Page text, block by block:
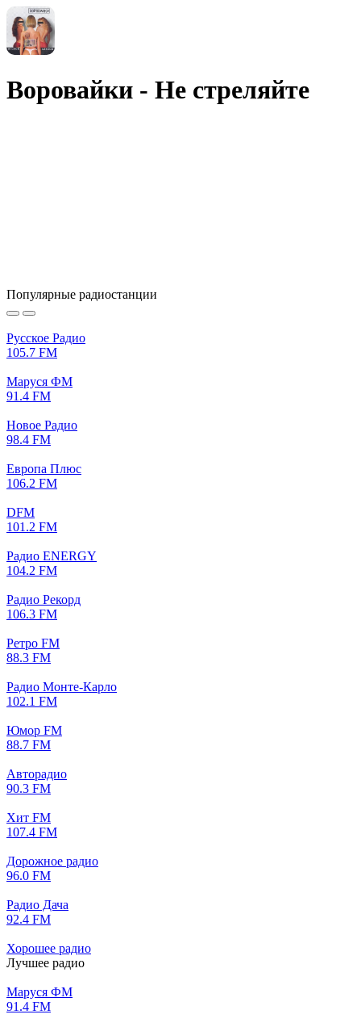
Воровайки - Не стреляйте
Популярные радиостанции
Русское Радио
105.7 FM
Маруся ФМ
91.4 FM
Новое Радио
98.4 FM
Европа Плюс
106.2 FM
DFM
101.2 FM
Радио ENERGY
104.2 FM
Радио Рекорд
106.3 FM
Ретро FM
88.3 FM
Радио Монте-Карло
102.1 FM
Юмор FM
88.7 FM
Авторадио
90.3 FM
Хит FM
107.4 FM
Дорожное радио
96.0 FM
Радио Дача
92.4 FM
Хорошее радио
Лучшее радио
Маруся ФМ
91.4 FM